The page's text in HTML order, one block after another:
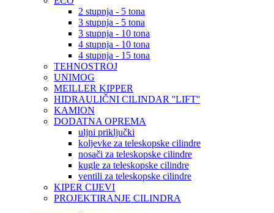
2 stupnja - 5 tona
3 stupnja - 5 tona
3 stupnja - 10 tona
4 stupnja - 10 tona
4 stupnja - 15 tona
TEHNOSTROJ
UNIMOG
MEILLER KIPPER
HIDRAULIČNI CILINDAR ''LIFT''
KAMION
DODATNA OPREMA
uljni priključki
koljevke za teleskopske cilindre
nosači za teleskopske cilindre
kugle za teleskopske cilindre
ventili za teleskopske cilindre
KIPER CIJEVI
PROJEKTIRANJE CILINDRA